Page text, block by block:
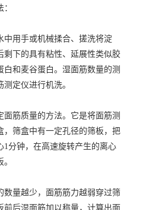
用手或机械揉合、搓洗将淀
剩下的具有粘性、延展性类似胶
和麦谷蛋白。湿面筋数量的测
定仪进行机洗。
筋质量的方法。它是将面筋测
，筛盒中有一定孔径的筛板，把
1分钟，在高速旋转产生的离心
量越少，面筋筋力越弱穿过筛
前后湿面筋加以称量，计算出面